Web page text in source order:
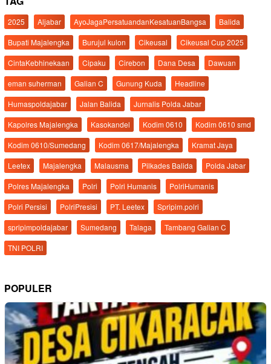
2025 Aljabar AyoJagaPersatuandanKesatuanBangsa
Balida
Bupati Majalengka
Burujul kulon Cikeusal
Cikeusal Cup 2025
CintaKebhinekaan
Cipaku Cirebon Dana Desa
Dawuan
eman suherman
Galian C Gunung Kuda
Headline
Humaspoldajabar
Jalan Balida
Jurnalis Polda Jabar
Kapolres Majalengka
Kasokandel Kodim 0610
Kodim 0610 smd
Kodim 0610/Sumedang
Kodim 0617/Majalengka
Kramat Jaya
Leetex
Majalengka Malausma Pilkades Balida
Polda Jabar
Polres Majalengka
Polri Polri Humanis
PolriHumanis
Polri Persisi
PolriPresisi PT. Leetex
Spripim.polri
spripimpoldajabar
Sumedang Talaga
Tambang Galian C
TNI POLRI
POPULER